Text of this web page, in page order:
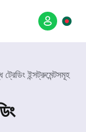
ইন্সট্রুমেন্টসমূহ